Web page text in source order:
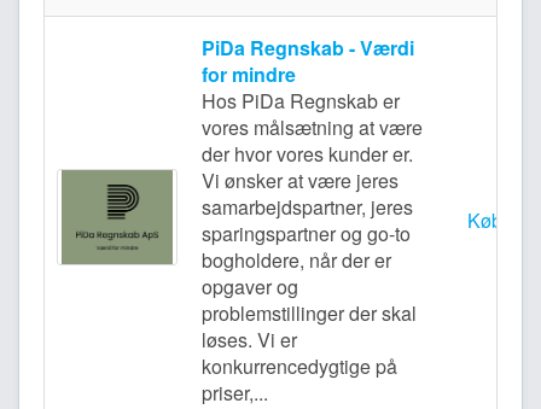
PiDa Regnskab - Værdi
for mindre
Hos PiDa Regnskab er
vores målsætning at være
der hvor vores kunder er.
Vi ønsker at være jeres
samarbejdspartner, jeres
sparingspartner og go-to
bogholdere, når der er
opgaver og
problemstillinger der skal
løses. Vi er
konkurrencedygtige på
priser,...